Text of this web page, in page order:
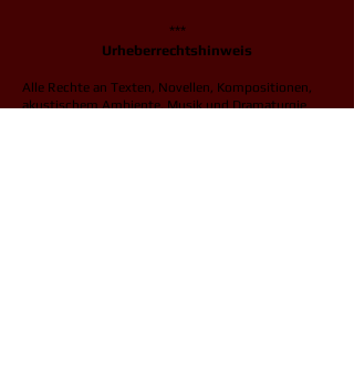
***
Urheberrechtshinweis
Alle Rechte an Texten, Novellen, Kompositionen,
akustischem Ambiente, Musik und Dramaturgie